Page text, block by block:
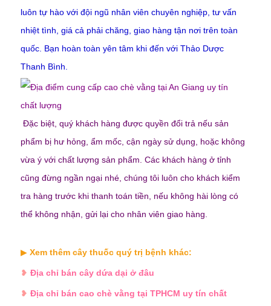
luôn tự hào với đội ngũ nhân viên chuyên nghiệp, tư vấn
nhiệt tình, giá cả phải chăng, giao hàng tận nơi trên toàn
quốc. Bạn hoàn toàn yên tâm khi đến với Thảo Dược
Thanh Bình.
Đặc biệt, quý khách hàng được quyền đổi trả nếu sản
phẩm bị hư hỏng, ẩm mốc, cận ngày sử dụng, hoặc không
vừa ý với chất lượng sản phẩm. Các khách hàng ở tỉnh
cũng đừng ngần ngại nhé, chúng tôi luôn cho khách kiểm
tra hàng trước khi thanh toán tiền, nếu không hài lòng có
thể không nhận, gửi lại cho nhân viên giao hàng.
▶ Xem thêm cây thuốc quý trị bệnh khác:
❥ Địa chỉ bán cây dứa dại ở đâu
❥ Địa chỉ bán cao chè vằng tại TPHCM uy tín chất